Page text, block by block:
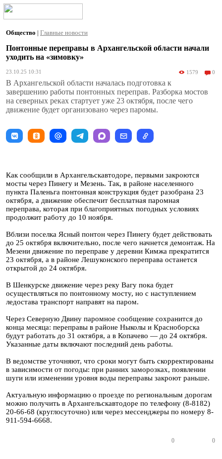
Общество | Главные новости
Понтонные переправы в Архангельской области начали
уходить на «зимовку»
23.10.25 10:31 1579 0
В Архангельской области началась подготовка к
завершению работы понтонных переправ. Разборка мостов
на северных реках стартует уже 23 октября, после чего
движение будет организовано через паромы.
Как сообщили в Архангельскавтодоре, первыми закроются
мосты через Пинегу и Мезень. Так, в районе населенного
пункта Паленьга понтонная конструкция будет разобрана 23
октября, а движение обеспечит бесплатная паромная
переправа, которая при благоприятных погодных условиях
продолжит работу до 10 ноября.
Вблизи поселка Ясный понтон через Пинегу будет действовать
до 25 октября включительно, после чего начнется демонтаж. На
Мезени движение по переправе у деревни Кимжа прекратится
23 октября, а в районе Лешуконского переправа останется
открытой до 24 октября.
В Шенкурске движение через реку Вагу пока будет
осуществляться по понтонному мосту, но с наступлением
ледостава транспорт направят на паром.
Через Северную Двину паромное сообщение сохранится до
конца месяца: переправы в районе Ныколы и Красноборска
будут работать до 31 октября, а в Копачево — до 24 октября.
Указанные даты включают последний день работы.
В ведомстве уточняют, что сроки могут быть скорректированы
в зависимости от погоды: при ранних заморозках, появлении
шуги или изменении уровня воды переправы закроют раньше.
Актуальную информацию о проезде по региональным дорогам
можно получить в Архангельскавтодоре по телефону (8-8182)
20-66-68 (круглосуточно) или через мессенджеры по номеру 8-
911-594-6668.
0 0